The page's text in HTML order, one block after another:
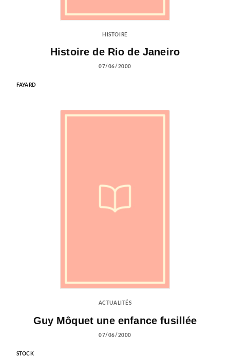
HISTOIRE
Histoire de Rio de Janeiro
07/06/2000
FAYARD
ACTUALITÉS
Guy Môquet une enfance fusillée
07/06/2000
STOCK